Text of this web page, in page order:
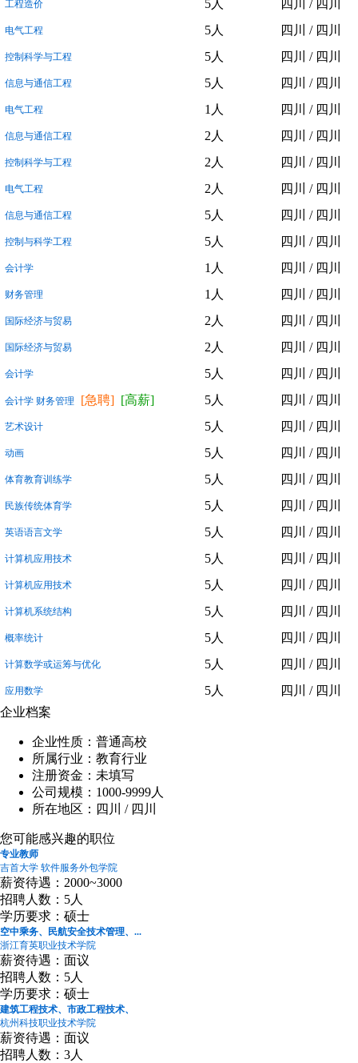
工程造价 5人 四川 / 四川
电气工程 5人 四川 / 四川
控制科学与工程 5人 四川 / 四川
信息与通信工程 5人 四川 / 四川
电气工程 1人 四川 / 四川
信息与通信工程 2人 四川 / 四川
控制科学与工程 2人 四川 / 四川
电气工程 2人 四川 / 四川
信息与通信工程 5人 四川 / 四川
控制与科学工程 5人 四川 / 四川
会计学 1人 四川 / 四川
财务管理 1人 四川 / 四川
国际经济与贸易 2人 四川 / 四川
国际经济与贸易 2人 四川 / 四川
会计学 5人 四川 / 四川
会计学 财务管理 [急聘] [高薪] 5人 四川 / 四川
艺术设计 5人 四川 / 四川
动画 5人 四川 / 四川
体育教育训练学 5人 四川 / 四川
民族传统体育学 5人 四川 / 四川
英语语言文学 5人 四川 / 四川
计算机应用技术 5人 四川 / 四川
计算机应用技术 5人 四川 / 四川
计算机系统结构 5人 四川 / 四川
概率统计 5人 四川 / 四川
计算数学或运筹与优化 5人 四川 / 四川
应用数学 5人
四川 / 四川
企业档案
企业性质：普通高校
所属行业：教育行业
注册资金：未填写
公司规模：1000-9999人
所在地区：四川 / 四川
您可能感兴趣的职位
专业教师
吉首大学 软件服务外包学院
薪资待遇：2000~3000
招聘人数：5人
学历要求：硕士
空中乘务、民航安全技术管理、...
浙江育英职业技术学院
薪资待遇：面议
招聘人数：5人
学历要求：硕士
建筑工程技术、市政工程技术、
杭州科技职业技术学院
薪资待遇：面议
招聘人数：3人